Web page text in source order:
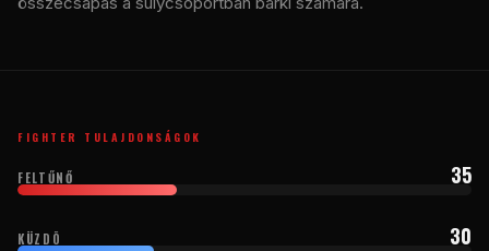
FIGHTER TULAJDONSÁGOK
FELTŰNŐ 35
KÜZDÕ 30